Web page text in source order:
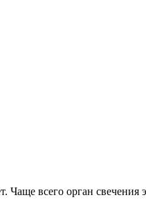
Чаще всего орган